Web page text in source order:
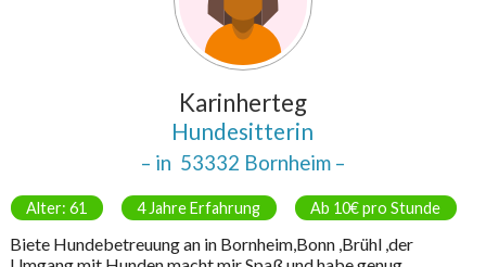
Karinherteg
Hundesitterin
– in 53332 Bornheim –
Alter: 61 4 Jahre Erfahrung Ab 10€ pro Stunde
Biete Hundebetreuung an in Bornheim,Bonn ,Brühl ,der